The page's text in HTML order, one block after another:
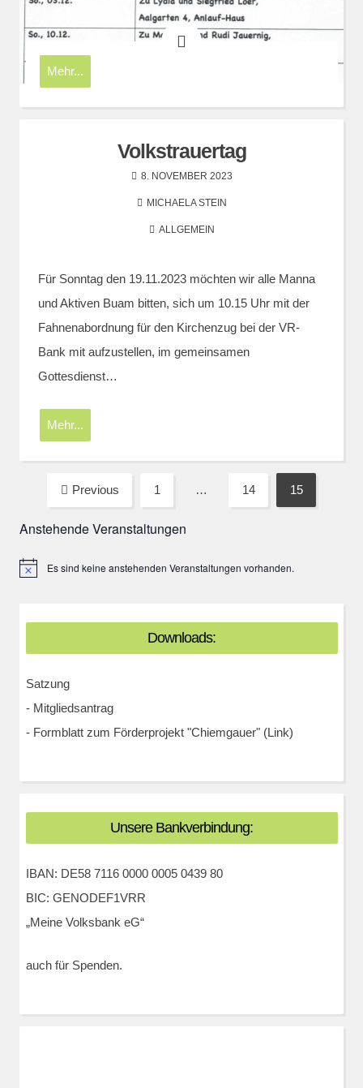
Mehr...
Volkstrauertag
8. NOVEMBER 2023
MICHAELA STEIN
ALLGEMEIN
Für Sonntag den 19.11.2023 möchten wir alle Manna
und Aktiven Buam bitten, sich um 10.15 Uhr mit der
Fahnenabordnung für den Kirchenzug bei der VR-
Bank mit aufzustellen, im gemeinsamen
Gottesdienst…
Mehr...
Seitennummerierung
Beiträge
Previous 1 … 14 15
Anstehende Veranstaltungen
HinweisEs sind keine anstehenden Veranstaltungen vorhanden.
Downloads:
Satzung
- Mitgliedsantrag
- Formblatt zum Förderprojekt "Chiemgauer" (Link)
Unsere Bankverbindung:
IBAN: DE58 7116 0000 0005 0439 80
BIC: GENODEF1VRR
„Meine Volksbank eG“
auch für Spenden.